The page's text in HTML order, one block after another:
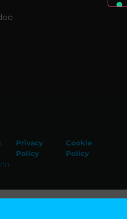
Privacy
Policy
Cookie
Policy